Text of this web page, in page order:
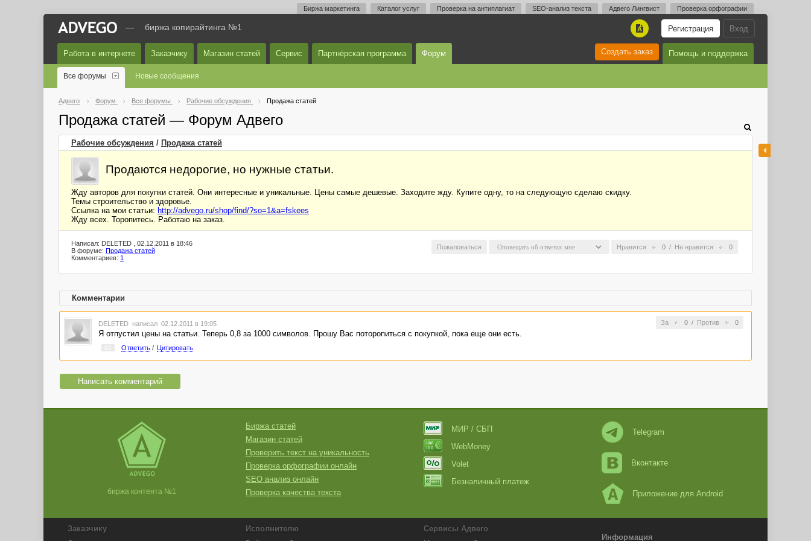
Биржа маркетинга Каталог услуг Проверка на антиплагиат SEO-анализ текста Адвего Лингвист Проверка орфографии
Вход
Регистрация
A
— биржа копирайтинга №1
Работа в интернете Заказчику Магазин статей Сервис Партнёрская программа Форум Помощь и поддержка
Создать заказ
Все форумы Новые сообщения
Адвего Форум Все форумы Рабочие обсуждения Продажа статей
Продажа статей — Форум Адвего
Рабочие обсуждения / Продажа статей
Продаются недорогие, но нужные статьи.
Жду авторов для покупки статей. Они интересные и уникальные. Цены самые дешевые. Заходите жду. Купите одну, то на следующую сделаю скидку.
Темы строительство и здоровье.
Ссылка на мои статьи: http://advego.ru/shop/find/?so=1&a=fskees
Жду всех. Торопитесь. Работаю на заказ.
Нравится 0 / Не нравится 0
Пожаловаться
Написал: DELETED , 02.12.2011 в 18:46
В форуме: Продажа статей
Комментариев: 1
Комментарии
За 0/ Против 0
DELETED написал 02.12.2011 в 19:05
Я отпустил цены на статьи. Теперь 0,8 за 1000 символов. Прошу Вас поторопиться с покупкой, пока еще они есть.
Ответить/ Цитировать
Написать комментарий
биржа контента №1
Биржа статей
Магазин статей
Проверить текст на уникальность
Проверка орфографии онлайн
SEO анализ онлайн
Проверка качества текста
МИР / СБП
WebMoney
Volet
Безналичный платеж
Telegram
Вконтакте
Приложение для Android
Заказчику Исполнителю Сервисы Адвего
Информация